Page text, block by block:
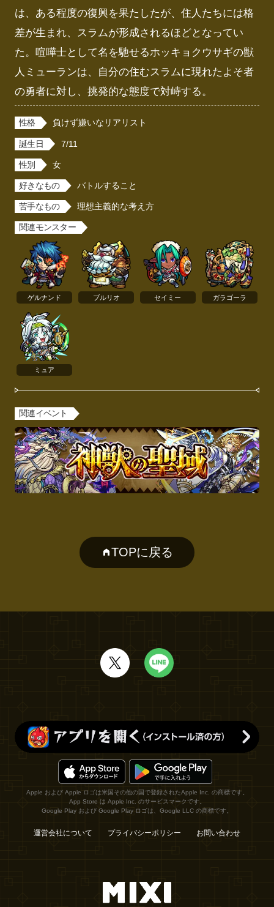
は、ある程度の復興を果たしたが、住人たちには格
差が生まれ、スラムが形成されるほどとなってい
た。喧嘩士として名を馳せるホッキョクウサギの獣
人ミューランは、自分の住むスラムに現れたよそ者
の勇者に対し、挑発的な態度で対峙する。
性格 負けず嫌いなリアリスト
誕生日 7/11
性別 女
好きなもの バトルすること
苦手なもの 理想主義的な考え方
関連モンスター
ゲルナンド ブルリオ セイミー ガラゴーラ
ミュア
関連イベント
TOPに戻る
Apple および Apple ロゴは米国その他の国で登録されたApple Inc. の商標です。
App Store は Apple Inc. のサービスマークです。
Google Play および Google Play ロゴは、Google LLC の商標です。
運営会社について プライバシーポリシー お問い合わせ